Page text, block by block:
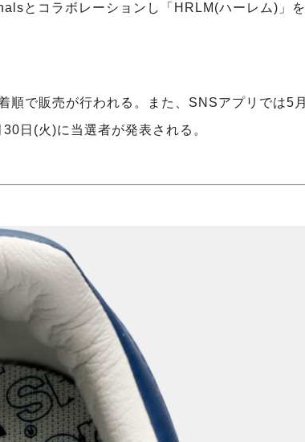
とコラボレーションし「HRLM(ハーレム)」を
で販売が行われる。また、SNSアプリでは5月
日(火)に当選者が発表される。